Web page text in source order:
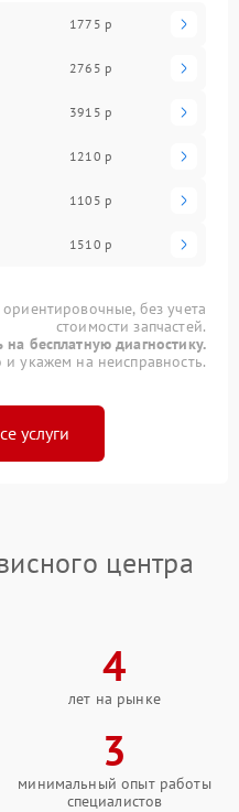
1775 р
2765 р
3915 р
1210 р
1105 р
1510 р
без учета
стоимости запчастей.
на бесплатную диагностику.
укажем на неисправность.
услуги
центра
4
лет на рынке
3
минимальный опыт работы
специалистов